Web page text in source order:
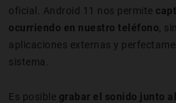
oficial. Android 11 nos permite
ocurriendo en nuestro teléfono ,
aplicaciones externas y
sistema.
Es posible grabar el sonido junto